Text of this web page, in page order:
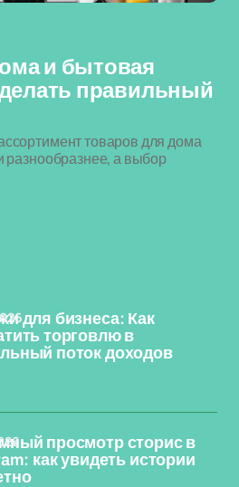
и бытовая
правильный
товаров для дома
разнообразнее, а выбор
для бизнеса: Как
торговлю в
поток доходов
просмотр сторис в
как увидеть истории